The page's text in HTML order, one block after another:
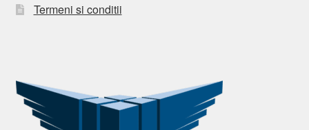
Termeni si conditii